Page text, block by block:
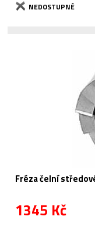
NEDOSTUPNÉ
Fréza čelní
1345 Kč